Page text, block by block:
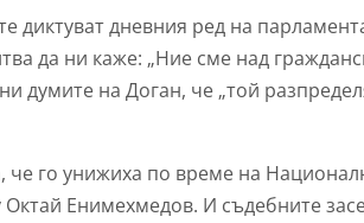
диктуват дневния ред на
да ни каже: „Ние сме над
думите на Доган, че „той
че го унижиха по време на
Енимехмедов. И съдебните